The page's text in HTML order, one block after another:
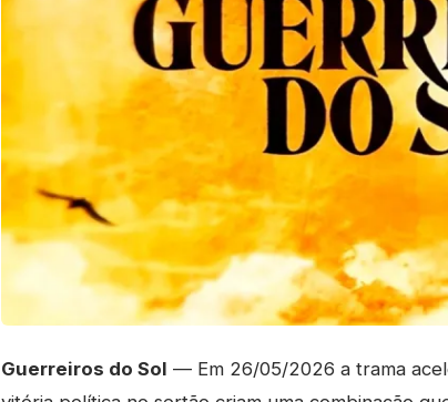
Guerreiros do Sol — Em 26/05/2026 a trama